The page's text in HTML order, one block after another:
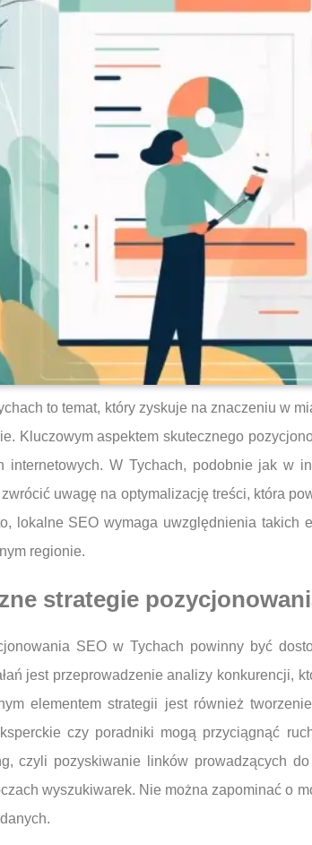
to temat, który zyskuje na znaczeniu w
Kluczowym aspektem skutecznego
internetowych. W Tychach, podobnie jak w
uwagę na optymalizację treści, która
lokalne SEO wymaga uwzględnienia
regionie.
strategie
SEO w Tychach powinny być
jest przeprowadzenie analizy konkurencji,
elementem strategii jest również
czy poradniki mogą przyciągnąć
czyli pozyskiwanie linków prowadzących
wyszukiwarek. Nie można zapominać o